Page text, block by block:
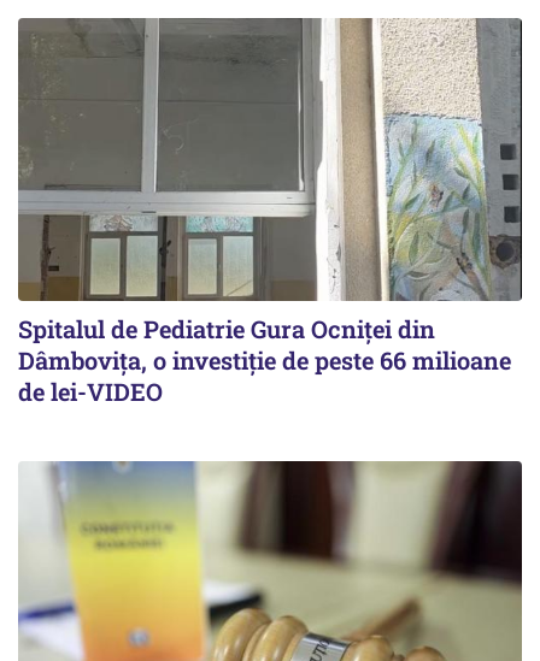
Spitalul de Pediatrie Gura Ocniței din
Dâmbovița, o investiție de peste 66 milioane
de lei-VIDEO